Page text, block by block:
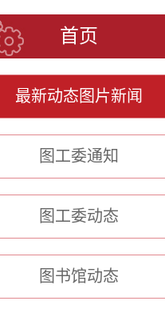
首页
最新动态图片新闻
图工委通知
图工委动态
图书馆动态